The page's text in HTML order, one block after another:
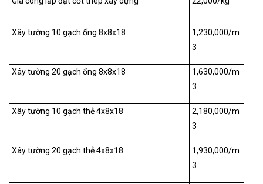
Xây tường 10 gạch ống 8x8x18
1,230,000/m
3
Xây tường 20 gạch ống 8x8x18
1,630,000/m
3
Xây tường 10 gạch thẻ 4x8x18
2,180,000/m
3
Xây tường 20 gạch thẻ 4x8x18
1,930,000/m
3